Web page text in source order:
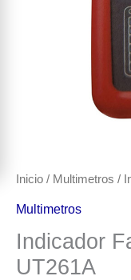
Inicio / Multimetros /
Multimetros
Indicador
UT261A